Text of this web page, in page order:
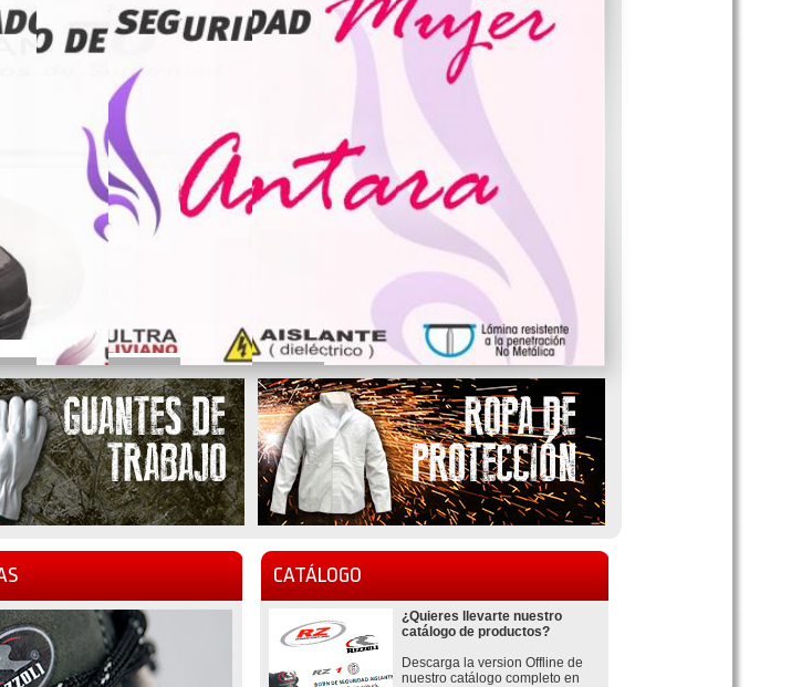
CATÁLOGO
¿Quieres llevarte nuestro
catálogo de productos?
Descarga la version Offline de
nuestro catálogo completo en